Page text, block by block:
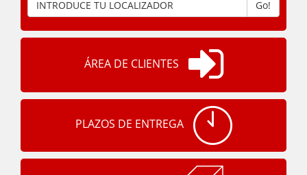
Go!
ÁREA DE CLIENTES
PLAZOS DE ENTREGA